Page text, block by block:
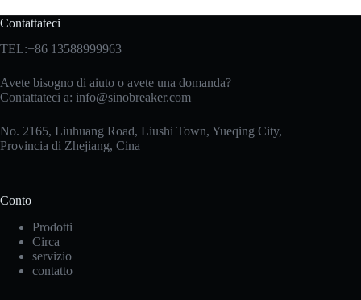
Contattateci
TEL:+86 13588999963
Avete bisogno di aiuto o avete una domanda?
Contattateci a: info@sinobreaker.com
No. 2165, Liuhuang Road, Liushi Town, Yueqing City,
Provincia di Zhejiang, Cina
Conto
Prodotti
Circa
servizio
contatto